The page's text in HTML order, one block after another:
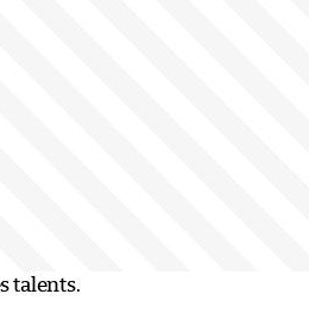
talents.